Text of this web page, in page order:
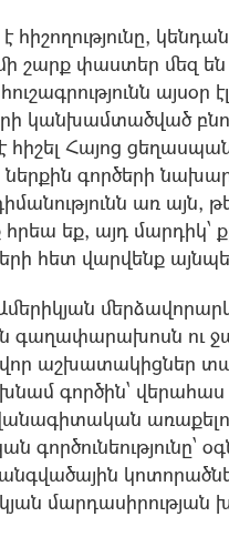
շարք փաստեր մեզ
այսօր
կանխամտածված
հիշել Հայոց
ներքին գործերի
առ այն, թե
եք, այդ մարդիկ՝
հետ վարվենք
Ամերիկյան
գաղափարախոսն ու
աշխատակիցներ
գործին`
մարդասիրության